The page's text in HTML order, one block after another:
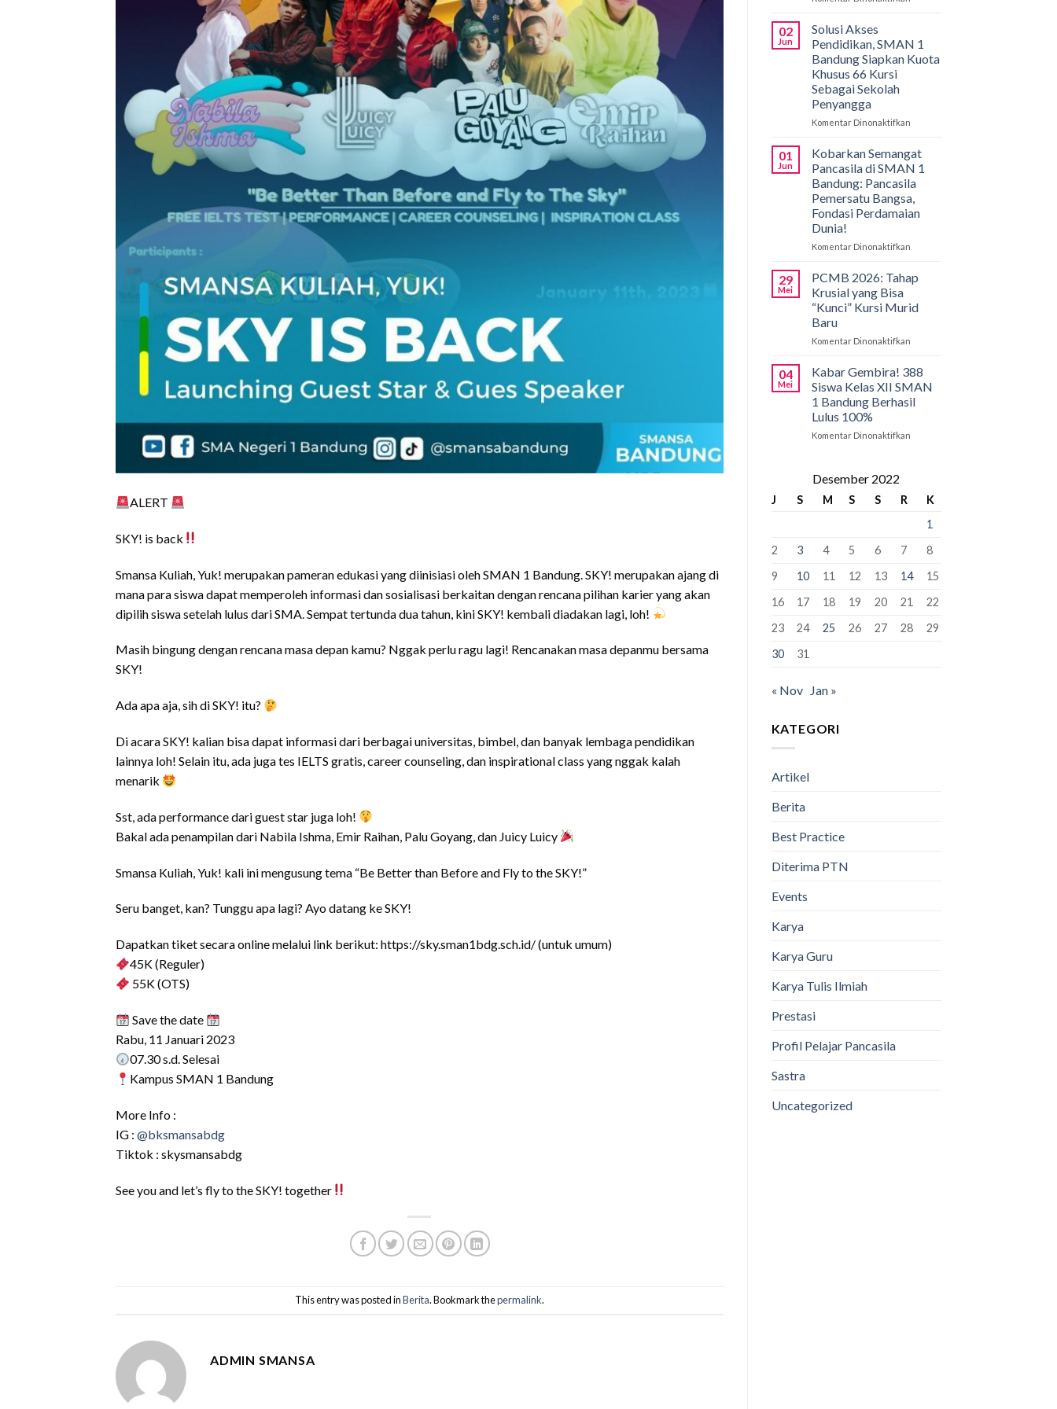
ALERT
SKY! is back
Smansa Kuliah, Yuk! merupakan pameran edukasi yang diinisiasi oleh SMAN 1 Bandung. SKY! merupakan ajang di
mana para siswa dapat memperoleh informasi dan sosialisasi berkaitan dengan rencana pilihan karier yang akan
dipilih siswa setelah lulus dari SMA. Sempat tertunda dua tahun, kini SKY! kembali diadakan lagi, loh!
Masih bingung dengan rencana masa depan kamu? Nggak perlu ragu lagi! Rencanakan masa depanmu bersama
SKY!
Ada apa aja, sih di SKY! itu?
Di acara SKY! kalian bisa dapat informasi dari berbagai universitas, bimbel, dan banyak lembaga pendidikan
lainnya loh! Selain itu, ada juga tes IELTS gratis, career counseling, dan inspirational class yang nggak kalah
menarik
Sst, ada performance dari guest star juga loh!
Bakal ada penampilan dari Nabila Ishma, Emir Raihan, Palu Goyang, dan Juicy Luicy
Smansa Kuliah, Yuk! kali ini mengusung tema “Be Better than Before and Fly to the SKY!”
Seru banget, kan? Tunggu apa lagi? Ayo datang ke SKY!
Dapatkan tiket secara online melalui link berikut: https://sky.sman1bdg.sch.id/ (untuk umum)
45K (Reguler)
55K (OTS)
Save the date
Rabu, 11 Januari 2023
07.30 s.d. Selesai
Kampus SMAN 1 Bandung
More Info :
IG : @bksmansabdg
Tiktok : skysmansabdg
See you and let’s fly to the SKY! together
This entry was posted inBerita. Bookmark thepermalink.
ADMIN SMANSA
Bali!
Siswa
SMAN
Applied
Biology
Olympiad
2026
02
Jun
Solusi Akses
Pendidikan, SMAN 1
Bandung Siapkan Kuota
Khusus 66 Kursi
Sebagai Sekolah
Penyangga
Komentar Dinonaktifkan
Akses
Pendidikan,
SMAN
1
Bandung
Siapkan
Sebagai
Penyangga
01
Jun
Kobarkan Semangat
Pancasila di SMAN 1
Bandung: Pancasila
Pemersatu Bangsa,
Fondasi Perdamaian
Dunia!
Komentar Dinonaktifkan
Pancasila
SMAN
Pemersatu
Fondasi
Perdamaian
29
Mei
PCMB 2026: Tahap
Krusial yang Bisa
“Kunci” Kursi Murid
Baru
Komentar Dinonaktifkan
2026:
Tahap
Krusial
yang
04
Mei
Kabar Gembira! 388
Siswa Kelas XII SMAN
1 Bandung Berhasil
Lulus 100%
Komentar Dinonaktifkan
Kelas
SMAN
Bandung
Lulus
100%
Desember 2022
J S M S S R
K
1
2
3 4 5 6 7
8
9
10 11 12 13 14
15
16
17 18 19 20 21
22
23
24 25 26 27 28
29
30
31
« Nov Jan »
KATEGORI
Artikel
Berita
Best Practice
Diterima PTN
Events
Karya
Karya Guru
Karya Tulis Ilmiah
Prestasi
Profil Pelajar Pancasila
Sastra
Uncategorized